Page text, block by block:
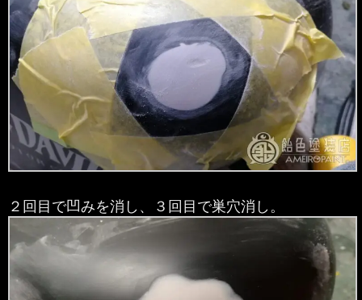
２回目で凹みを消し、３回目で巣穴消し。